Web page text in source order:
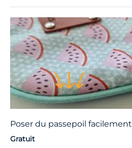
Poser du passepoil facilement
Gratuit